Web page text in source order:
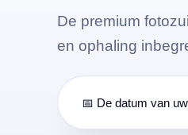
De premium
en ophaling